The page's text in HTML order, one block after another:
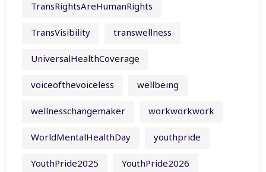
TransRightsAreHumanRights
TransVisibility
transwellness
UniversalHealthCoverage
voiceofthevoiceless
wellbeing
wellnesschangemaker
workworkwork
WorldMentalHealthDay
youthpride
YouthPride2025
YouthPride2026